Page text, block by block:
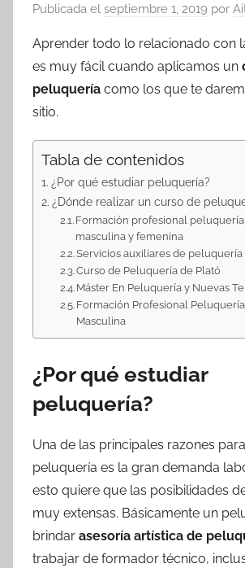
Publicada el septiembre 1, 2019 por
Aprender todo lo relacionado con
es muy fácil cuando aplicamos un
peluquería como los que te
sitio.
Tabla de contenidos
¿Por qué estudiar peluquería?
¿Dónde realizar un curso de
Formación profesional peluquería
masculina y femenina
Servicios auxiliares de peluquería
Curso de Peluquería de Plató
Máster En Peluquería y Nuevas
Formación Profesional Peluquería
Masculina
¿Por qué estudiar
peluquería?
Una de las principales razones
peluquería es la gran demanda
esto quiere que las posibilidades
muy extensas. Básicamente un
brindar asesoría artística de
trabajar de formador técnico,